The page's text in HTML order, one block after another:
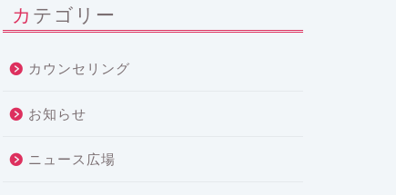
カテゴリー
カウンセリング
お知らせ
ニュース広場